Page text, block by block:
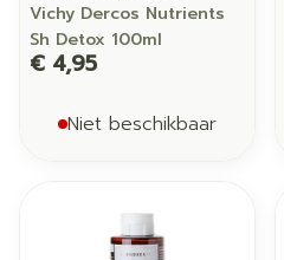
Vichy Dercos Nutrients
Sh Detox 100ml
€ 4,95
Niet beschikbaar